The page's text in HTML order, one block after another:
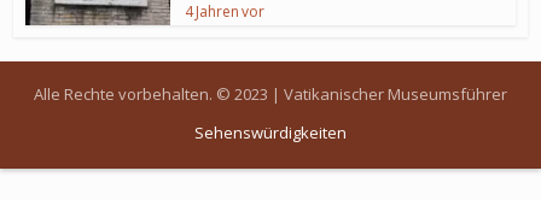
4 Jahren vor
Alle Rechte vorbehalten. © 2023 | Vatikanischer Museumsführer
Sehenswürdigkeiten